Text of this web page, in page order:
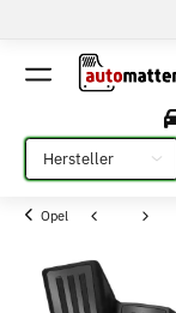
Bitte auswählen
Opel